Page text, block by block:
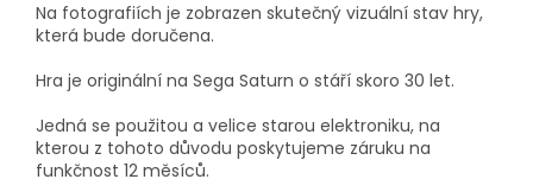
Na fotografiích je zobrazen skutečný vizuální stav hry,
která bude doručena.
Hra je originální na Sega Saturn o stáří skoro 30 let.
Jedná se použitou a velice starou elektroniku, na
kterou z tohoto důvodu poskytujeme záruku na
funkčnost 12 měsíců.